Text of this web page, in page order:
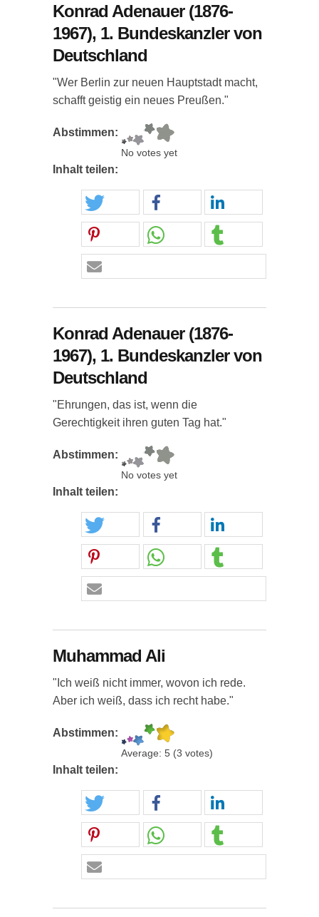
Konrad Adenauer (1876-
1967), 1. Bundeskanzler von
Deutschland
"Wer Berlin zur neuen Hauptstadt macht,
schafft geistig ein neues Preußen."
Abstimmen:
No votes yet
Inhalt teilen:
Konrad Adenauer (1876-
1967), 1. Bundeskanzler von
Deutschland
"Ehrungen, das ist, wenn die
Gerechtigkeit ihren guten Tag hat."
Abstimmen:
No votes yet
Inhalt teilen:
Muhammad Ali
"Ich weiß nicht immer, wovon ich rede.
Aber ich weiß, dass ich recht habe."
Abstimmen:
Average: 5 (3 votes)
Inhalt teilen: